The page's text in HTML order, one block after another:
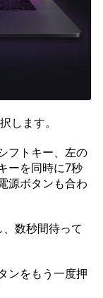
します。
フトキー、左の
ーを同時に7秒
源ボタンも合わ
数秒間待って
ンをもう一度押